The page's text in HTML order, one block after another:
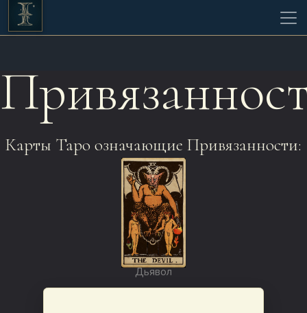
Карты Таро означающие Привязанности:
Дьявол